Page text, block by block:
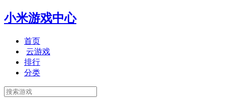
小米游戏中心
首页
云游戏
排行
分类